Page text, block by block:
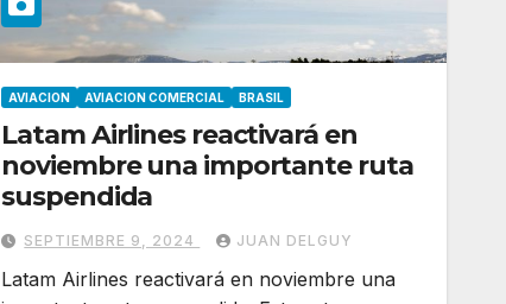
AVIACION AVIACION COMERCIAL BRASIL
Latam Airlines reactivará en
noviembre una importante ruta
suspendida
SEPTIEMBRE 9, 2024 JUAN DELGUY
Latam Airlines reactivará en noviembre una